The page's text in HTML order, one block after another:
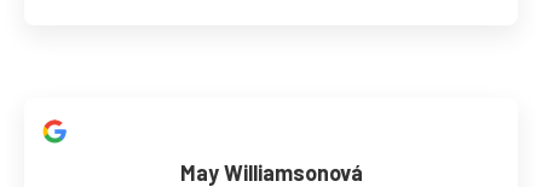
May Williamsonová